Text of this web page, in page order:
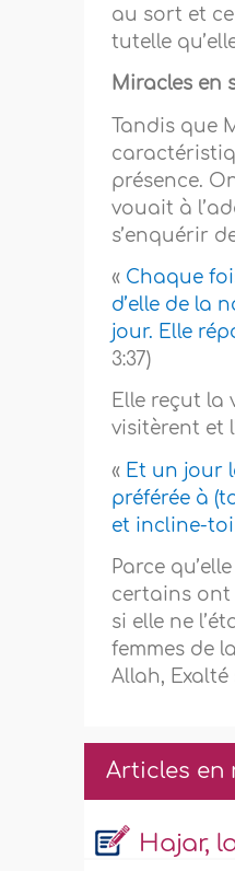
au sort et
tutelle
Miracles en
Tandis que
présence.
vouait à
s’enquérir
« Chaque
d’elle de la
jour. Elle
3:37)
Elle reçut la
visitèrent et
« Et un jour
préférée à
et incline-toi
Parce
certains ont
si elle ne
femmes de
Allah,
Articles en
Hajar,